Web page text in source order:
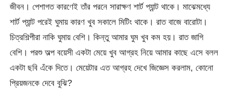
জীবন। পেশাগত কারণেই তাঁর পরনে সারাক্ষণ শার্ট প্যান্ট থাকে। মাঝেমধ্যে
শার্ট প্যান্ট পরেই ঘুমায় কারণ খুব সকালে মিটিং থাকে। রাত বাজে বারোটা।
চিত্রশিল্পীরা নাকি ঘুমায় বেশি। কিন্তু আমার ঘুম খুব কম হয়। রাত জাগি
বেশি। পরশু অল্প বয়েসী একটা মেয়ে খুব আগ্রহ নিয়ে আমার কাছে এসে বলল
একটা ছবি এঁকে দিতে। মেয়েটার এত আগ্রহ দেখে জিজ্ঞেস করলাম, কোনো
প্রিয়জনকে দেবে বুঝি?